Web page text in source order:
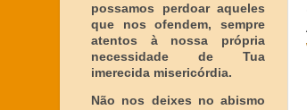
possamos perdoar aqueles
que nos ofendem, sempre
atentos à nossa própria
necessidade de Tua
imerecida misericórdia.
Não nos deixes no abismo